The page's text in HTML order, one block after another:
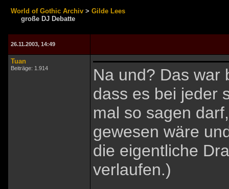
World of Gothic Archiv > Gilde Lees
große DJ Debatte
26.11.2003, 14:49
Tuan
Beiträge: 1.914
Na und? Das war
dass es bei jeder
mal so sagen
gewesen wäre
die eigentliche
verlaufen.)